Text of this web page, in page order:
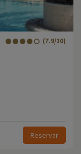
(7.9/10)
Reservar